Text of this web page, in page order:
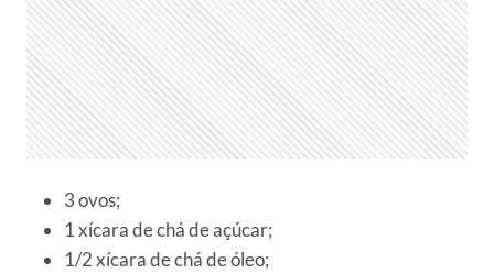
3 ovos;
1 xícara de chá de açúcar;
1/2 xícara de chá de óleo;